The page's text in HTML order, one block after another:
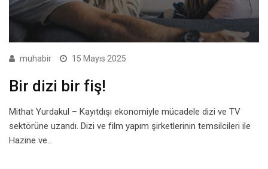
muhabir 15 Mayıs 2025
Bir dizi bir fiş!
Mithat Yurdakul – Kayıtdışı ekonomiyle mücadele dizi ve TV
sektörüne uzandı. Dizi ve film yapım şirketlerinin temsilcileri ile
Hazine ve…